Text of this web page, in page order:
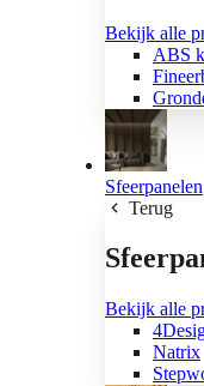
Bekijk alle
ABS
Sfeerpanelen
Terug
Bekijk alle
Natrix